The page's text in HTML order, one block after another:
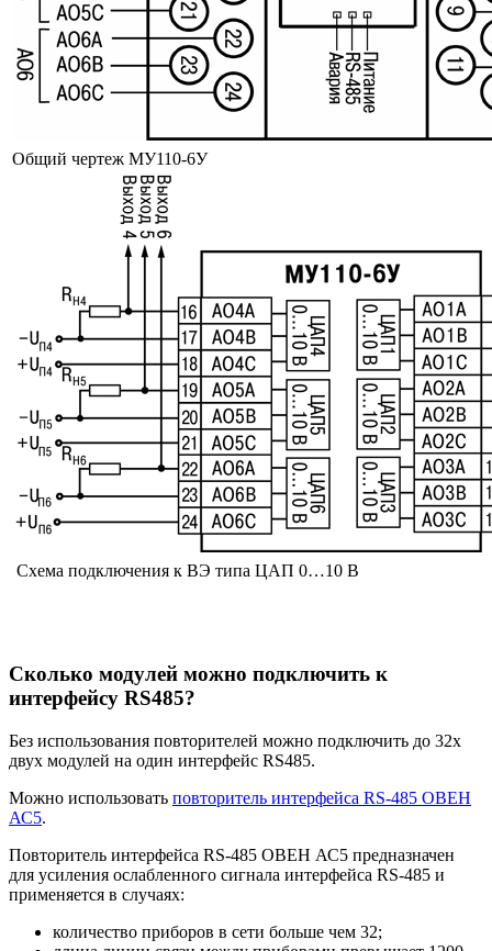
Общий чертеж МУ110-6У
Схема подключения к ВЭ типа ЦАП 0…10 В
Сколько модулей можно подключить к
интерфейсу RS485?
Без использования повторителей можно подключить до 32х
двух модулей на один интерфейс RS485.
Можно использовать повторитель интерфейса RS-485 ОВЕН
АС5.
Повторитель интерфейса RS-485 ОВЕН АС5 предназначен
для усиления ослабленного сигнала интерфейса RS-485 и
применяется в случаях:
количество приборов в сети больше чем 32;